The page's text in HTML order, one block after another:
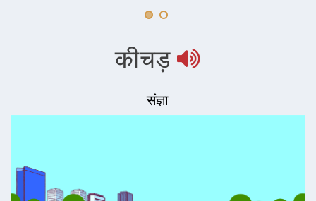
कीचड़
संज्ञा